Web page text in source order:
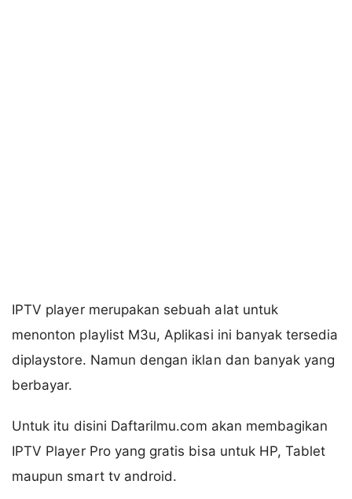
IPTV player merupakan sebuah alat untuk
menonton playlist M3u, Aplikasi ini banyak tersedia
diplaystore. Namun dengan iklan dan banyak yang
berbayar.
Untuk itu disini Daftarilmu.com akan membagikan
IPTV Player Pro yang gratis bisa untuk HP, Tablet
maupun smart tv android.